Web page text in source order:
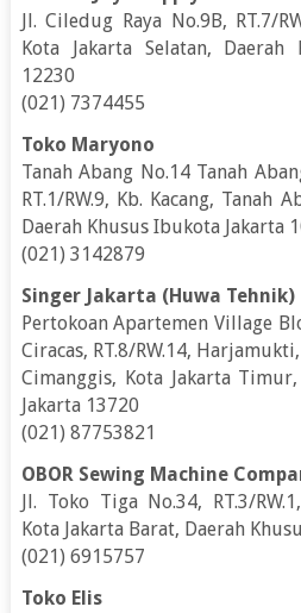
Jl. Ciledug Raya No.9B, RT.7/
Kota Jakarta Selatan, Daerah
12230
(021) 7374455
Toko Maryono
Tanah Abang No.14 Tanah
RT.1/RW.9, Kb. Kacang, Tanah
Daerah Khusus Ibukota Jakarta
(021) 3142879
Singer Jakarta (Huwa Tehnik)
Pertokoan Apartemen Village
Ciracas, RT.8/RW.14,
Cimanggis, Kota Jakarta
Jakarta 13720
(021) 87753821
OBOR Sewing Machine
Jl. Toko Tiga No.34, RT.3/
Kota Jakarta Barat, Daerah
(021) 6915757
Toko Elis